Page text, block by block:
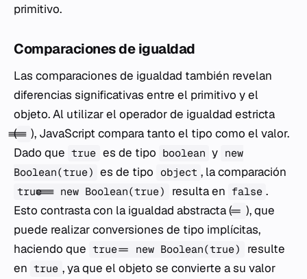
primitivo.
Comparaciones de igualdad
Las comparaciones de igualdad también revelan
diferencias significativas entre el primitivo y el
objeto. Al utilizar el operador de igualdad estricta
( === ), JavaScript compara tanto el tipo como el valor.
Dado que true es de tipo boolean y new
Boolean(true) es de tipo object , la comparación
true === new Boolean(true) resulta en false .
Esto contrasta con la igualdad abstracta ( == ), que
puede realizar conversiones de tipo implícitas,
haciendo que true == new Boolean(true)
resulte
en true , ya que el objeto se convierte a su valor